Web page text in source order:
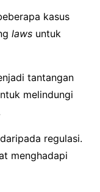
kasus
laws untuk
tantangan
melindungi
regulasi.
menghadapi